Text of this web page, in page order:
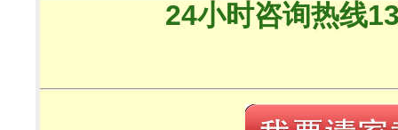
24小时咨询热线